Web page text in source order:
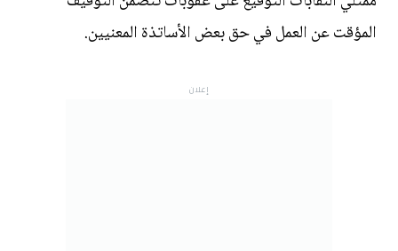
المؤقت عن العمل في حق بعض الأساتذة المعنيين.
إعلان